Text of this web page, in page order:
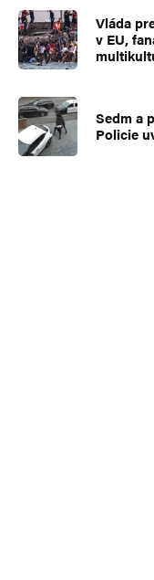
Vláda
v EU,
Sedm a
Policie